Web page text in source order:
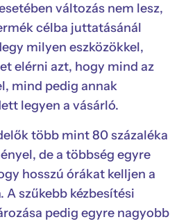
változás nem lesz,
célba juttatásánál
milyen eszközökkel,
elérni azt, hogy mind az
mind pedig annak
legyen a vásárló.
több mint 80 százaléka
de a többség egyre
hosszú órákat kelljen a
A szűkebb kézbesítési
pedig egyre nagyobb